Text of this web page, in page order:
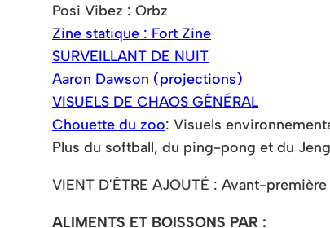
Posi Vibez : Orbz
Zine statique : Fort Zine
SURVEILLANT DE NUIT
Aaron Dawson (projections)
VISUELS DE CHAOS GÉNÉRAL
Chouette du zoo: Visuels
Plus du softball, du ping-pong et du
VIENT D'ÊTRE AJOUTÉ : Avant-
ALIMENTS ET BOISSONS PAR :